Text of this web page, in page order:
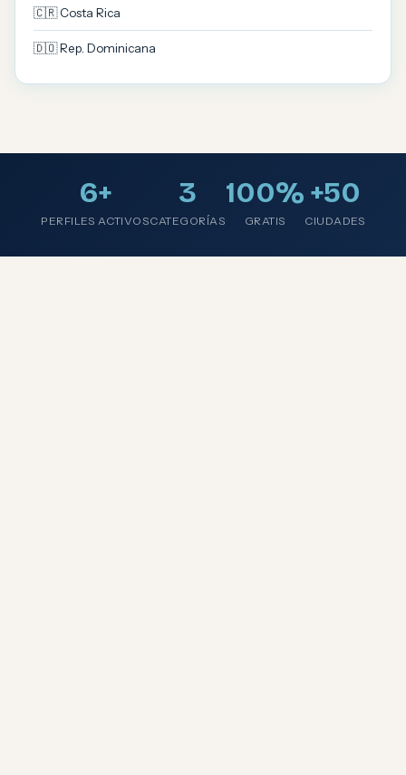
🇨🇷 Costa Rica
🇩🇴 Rep. Dominicana
6+
PERFILES ACTIVOS
3
CATEGORÍAS
100%
GRATIS
+50
CIUDADES